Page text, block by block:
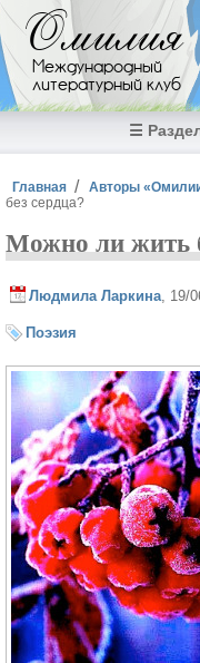
Перейти к основному
Омилия
Международный
литературный клуб
☰
Вы здесь
Главная Авторы
без сердца?
Можно ли жить
Людмила Ларкина ,
Поэзия